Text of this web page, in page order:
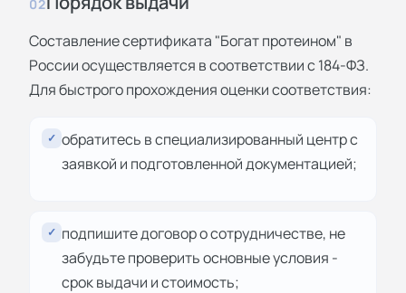
02
Составление сертификата "Богат протеином" в
России осуществляется в соответствии с 184-ФЗ.
Для быстрого прохождения оценки соответствия:
✓ обратитесь в специализированный центр с
заявкой и подготовленной документацией;
✓ подпишите договор о сотрудничестве, не
забудьте проверить основные условия -
срок выдачи и стоимость;